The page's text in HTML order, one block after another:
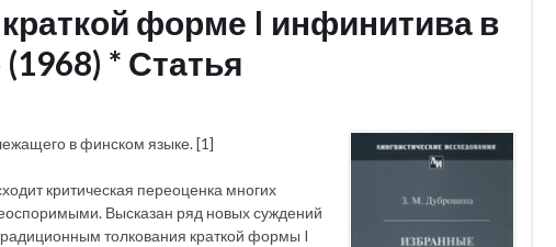
форме I инфинитива в
* Статья
в финском языке. [1]
критическая переоценка многих
Высказан ряд новых суждений
толкования краткой формы I